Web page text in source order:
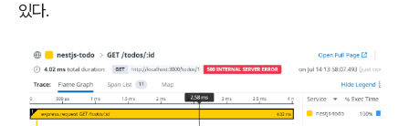
있다.